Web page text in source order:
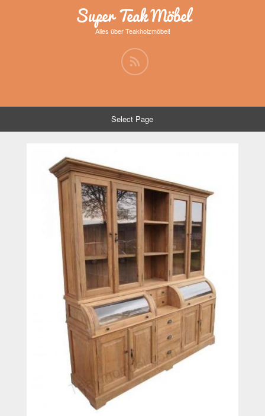
Super Teak Möbel
Alles über Teakholzmöbel!
Select Page